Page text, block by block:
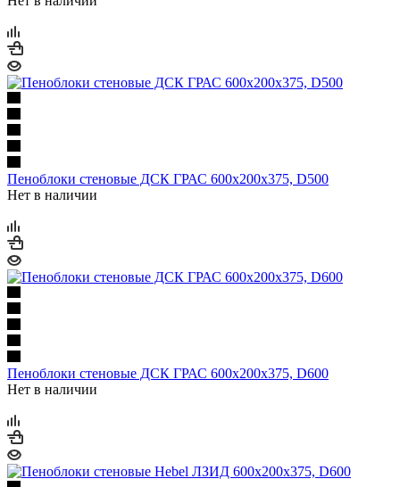
Пеноблоки стеновые ДСК ГРАС 600х200х375, D500
Нет в наличии
Пеноблоки стеновые ДСК ГРАС 600х200х375, D600
Нет в наличии